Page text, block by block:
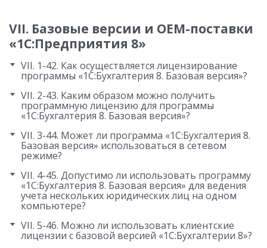
VII. Базовые версии и OEM-поставки
«1С:Предприятия 8»
VII. 1-42. Как осуществляется лицензирование
программы «1С:Бухгалтерия 8. Базовая версия»?
VII. 2-43. Каким образом можно получить
программную лицензию для программы
«1С:Бухгалтерия 8. Базовая версия»?
VII. 3-44. Может ли программа «1С:Бухгалтерия 8.
Базовая версия» использоваться в сетевом
режиме?
VII. 4-45. Допустимо ли использовать программу
«1С:Бухгалтерия 8. Базовая версия» для ведения
учета нескольких юридических лиц на одном
компьютере?
VII. 5-46. Можно ли использовать клиентские
лицензии с базовой версией «1С:Бухгалтерии 8»?